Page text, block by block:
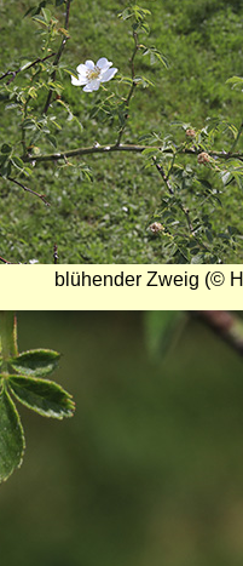
blühender Zweig (©